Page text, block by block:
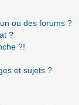
ou des forums ?
?
?!
et sujets ?